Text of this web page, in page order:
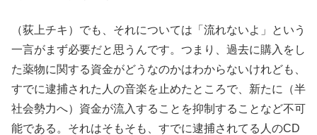
（荻上チキ）でも、それについては「流れないよ」という
一言がまず必要だと思うんです。つまり、過去に購入をし
た薬物に関する資金がどうなのかはわからないけれども、
すでに逮捕された人の音楽を止めたところで、新たに（半
社会勢力へ）資金が流入することを抑制することなど不可
能である。それはそもそも、すでに逮捕されてる人のCD